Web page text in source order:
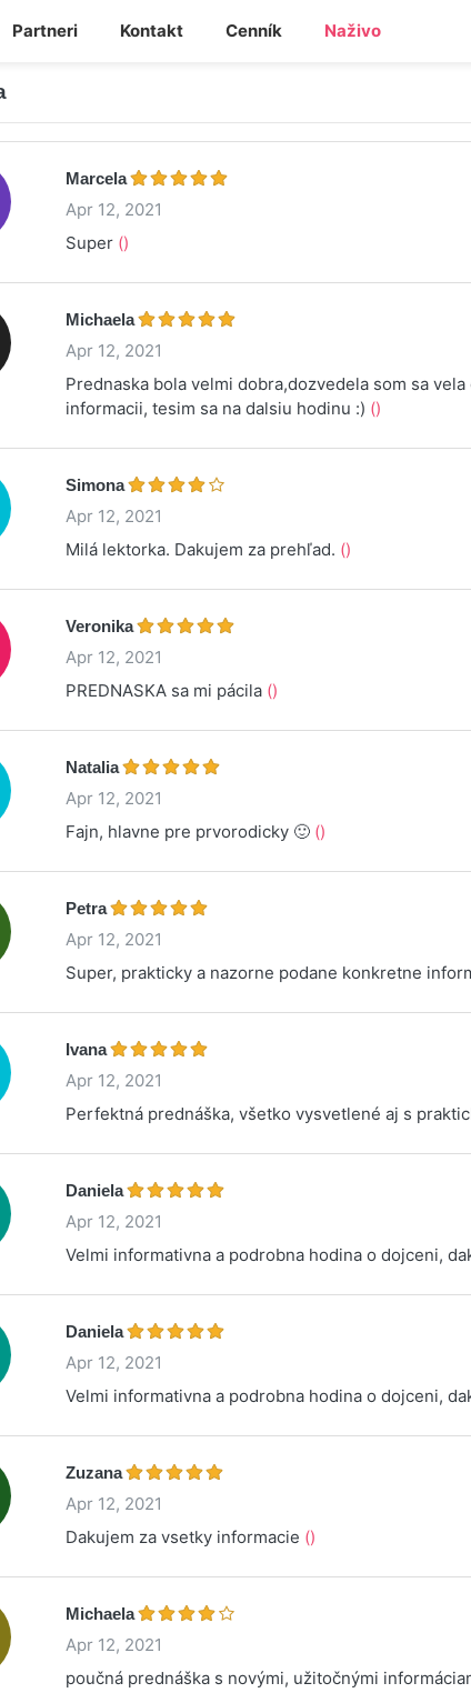
Partneri Kontakt Cenník Naživo
Marcela
Apr 12, 2021
Super ()
Michaela
Apr 12, 2021
Prednaska bola velmi dobra,dozvedela som sa
informacii, tesim sa na dalsiu hodinu :) ()
Simona
Apr 12, 2021
Milá lektorka. Dakujem za prehľad. ()
Veronika
Apr 12, 2021
PREDNASKA sa mi pácila ()
Natalia
Apr 12, 2021
Fajn, hlavne pre prvorodicky 🙂 ()
Petra
Apr 12, 2021
Super, prakticky a nazorne podane konkretne
Ivana
Apr 12, 2021
Perfektná prednáška, všetko vysvetlené aj s
Daniela
Apr 12, 2021
Velmi informativna a podrobna hodina o dojceni,
Daniela
Apr 12, 2021
Velmi informativna a podrobna hodina o dojceni,
Zuzana
Apr 12, 2021
Dakujem za vsetky informacie ()
Michaela
Apr 12, 2021
poučná prednáška s novými, užitočnými